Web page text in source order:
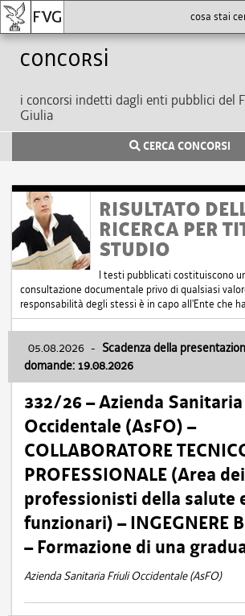
Concorsi
i concorsi indetti dagli enti pubblici del
Giulia
CERCA CONCORSI
RISULTATO
RICERCA PER
STUDIO
I testi pubblicati costituiscono
consultazione documentale privo di qualsiasi
responsabilità degli stessi è in capo all'Ente che
05.08.2026 - Scadenza della
domande: 19.08.2026
332/26 – Azienda
Occidentale (AsFO) –
COLLABORATORE
PROFESSIONALE (Area dei
professionisti della salute
funzionari) – INGEGNERE
– Formazione di una
Azienda Sanitaria Friuli Occidentale (AsFO)